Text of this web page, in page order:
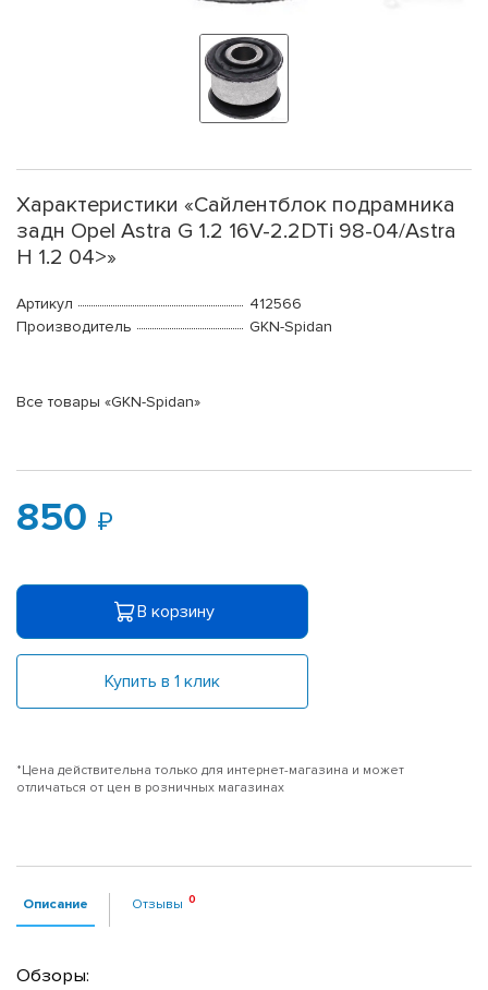
Характеристики «Cайлентблок подрамника
задн Opel Astra G 1.2 16V-2.2DTi 98-04/Astra
H 1.2 04>»
Артикул
412566
Производитель
GKN-Spidan
Все товары «GKN-Spidan»
850
В корзину
Купить в 1 клик
*Цена действительна только для интернет-магазина и может
отличаться от цен в розничных магазинах
Описание Отзывы
Обзоры: